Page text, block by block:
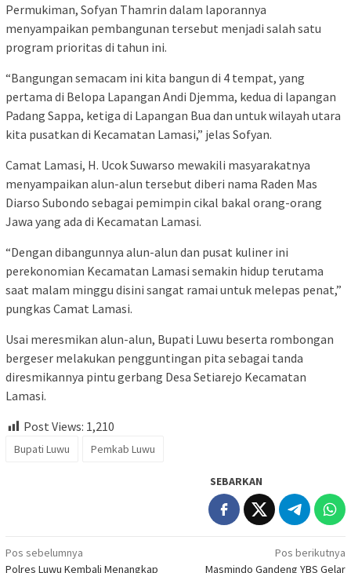
Permukiman, Sofyan Thamrin dalam laporannya
menyampaikan pembangunan tersebut menjadi salah satu
program prioritas di tahun ini.
“Bangungan semacam ini kita bangun di 4 tempat, yang
pertama di Belopa Lapangan Andi Djemma, kedua di lapangan
Padang Sappa, ketiga di Lapangan Bua dan untuk wilayah utara
kita pusatkan di Kecamatan Lamasi,” jelas Sofyan.
Camat Lamasi, H. Ucok Suwarso mewakili masyarakatnya
menyampaikan alun-alun tersebut diberi nama Raden Mas
Diarso Subondo sebagai pemimpin cikal bakal orang-orang
Jawa yang ada di Kecamatan Lamasi.
“Dengan dibangunnya alun-alun dan pusat kuliner ini
perekonomian Kecamatan Lamasi semakin hidup terutama
saat malam minggu disini sangat ramai untuk melepas penat,”
pungkas Camat Lamasi.
Usai meresmikan alun-alun, Bupati Luwu beserta rombongan
bergeser melakukan pengguntingan pita sebagai tanda
diresmikannya pintu gerbang Desa Setiarejo Kecamatan
Lamasi.
Post Views: 1,210
Bupati Luwu Pemkab Luwu
SEBARKAN
Navigasi
Pos sebelumnya
Polres Luwu Kembali Menangkap
Pos berikutnya
Masmindo Gandeng YBS Gelar